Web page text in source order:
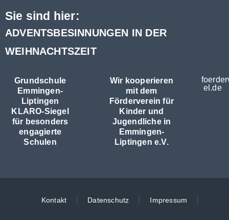
Sie sind hier:
ADVENTSBESINNUNGEN IN DER
WEIHNACHTSZEIT
Grundschule
Emmingen-
Liptingen
KLARO-Siegel
für besonders
engagierte
Schulen
Wir kooperieren
mit dem
Förderverein für
Kinder und
Jugendliche in
Emmingen-
Liptingen e.V.
el.de
Kontakt Datenschutz Impressum